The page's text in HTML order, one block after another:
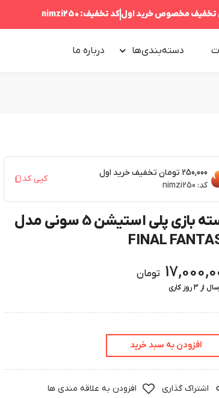
تخفیف مخصوص خرید اولکد تخفیف:nimzi250
دسته‌بندی‌ها درباره‌ ما
250,000 تومان
تخفیف خرید اول
کد: nimzi250
کپی کد
دسته بازی پلی استیشن 5 سونی مدل
FINAL
تومان
از 3روز کاری
افزودن به سبد خرید
اشتراک گذاری افزودن به علاقه مندی ها